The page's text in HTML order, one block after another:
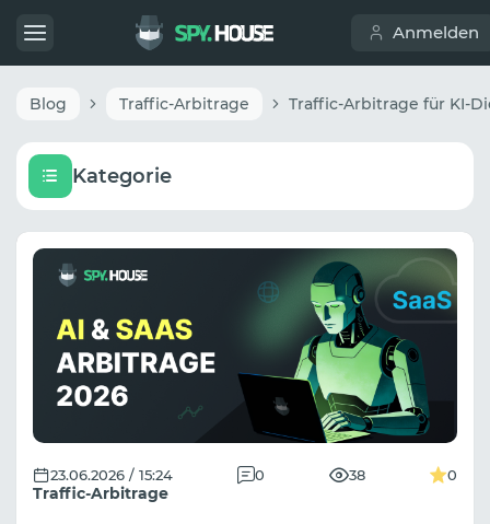
Anmelden
Blog Traffic-Arbitrage
Kategorie
Traffic-Arbitrage
23.06.2026 / 15:24 0 38 0